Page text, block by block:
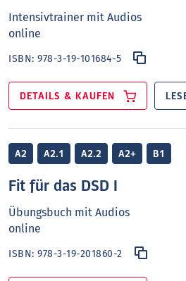
Intensivtrainer mit Audios
online
ISBN:978-3-19-101684-5
DETAILS & KAUFEN
A2 A2.1 A2.2 A2+ B1
Fit für das DSD I
Übungsbuch mit Audios
online
ISBN:978-3-19-201860-2